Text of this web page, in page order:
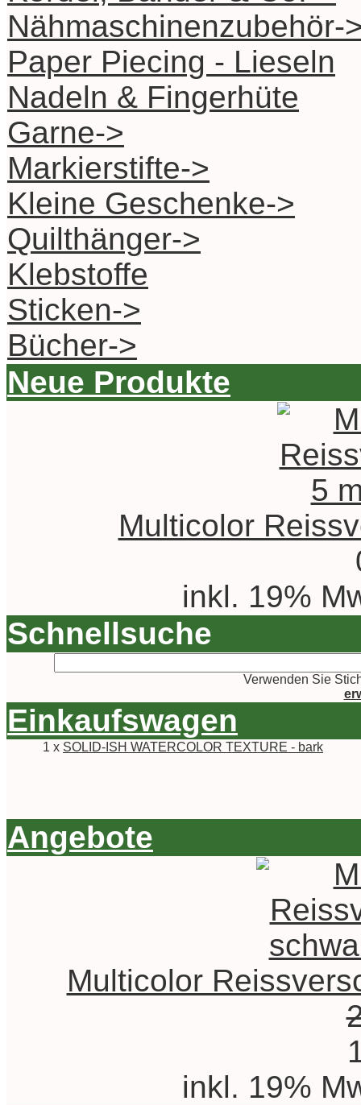
Nähmaschinenzubehör-
Paper Piecing - Lieseln
Nadeln & Fingerhüte
Garne->
Markierstifte->
Kleine Geschenke->
Quilthänger->
Klebstoffe
Sticken->
Bücher->
Neue Produkte
Multicolor
inkl. 19%
Schnellsuche
Verwenden Sie
Einkaufswagen
1 x SOLID-ISH WATERCOLOR TEXTURE - bark
Angebote
Multicolor
inkl. 19%